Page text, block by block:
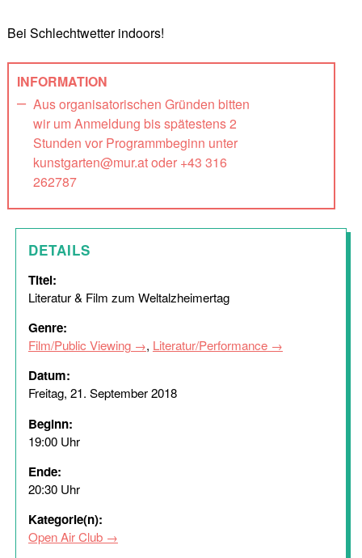
Bei Schlechtwetter indoors!
INFORMATION
Aus organisatorischen Gründen bitten
wir um Anmeldung bis spätestens 2
Stunden vor Programmbeginn unter
kunstgarten@mur.at oder +43 316
262787
DETAILS
Titel:
Literatur & Film zum Weltalzheimertag
Genre:
Film/Public Viewing , Literatur/Performance
Datum:
Freitag, 21. September 2018
Beginn:
19:00 Uhr
Ende:
20:30 Uhr
Kategorie(n):
Open Air Club